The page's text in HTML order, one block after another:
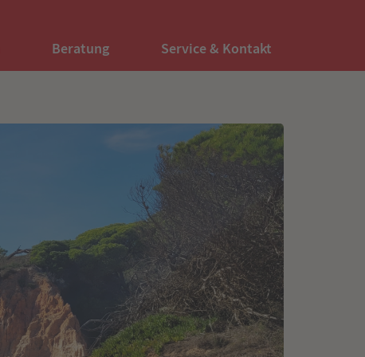
Beratung Service & Kontakt